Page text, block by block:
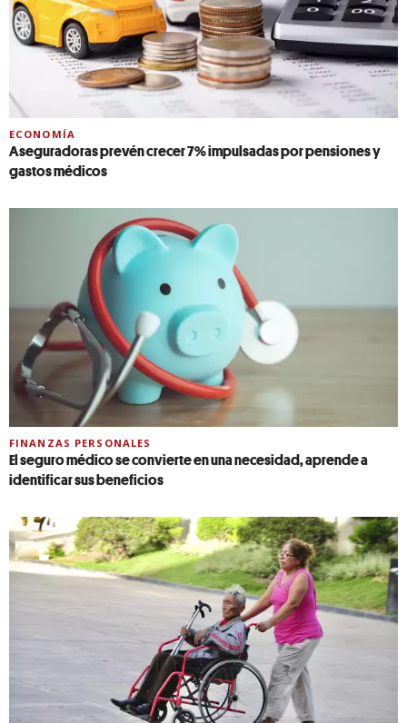
ECONOMÍA
Aseguradoras prevén crecer 7% impulsadas por pensiones y
gastos médicos
FINANZAS PERSONALES
El seguro médico se convierte en una necesidad, aprende a
identificar sus beneficios